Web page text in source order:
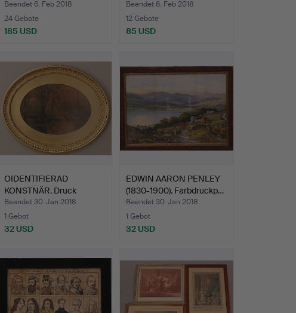
Beendet 6. Feb 2018
24 Gebote
185 USD
Beendet 6. Feb 2018
12 Gebote
85 USD
OIDENTIFIERAD
KONSTNÄR. Druck
teilweise la…
Beendet 30. Jan 2018
1 Gebot
32 USD
EDWIN AARON PENLEY
(1830-1900). Farbdruckp…
Beendet 30. Jan 2018
1 Gebot
32 USD